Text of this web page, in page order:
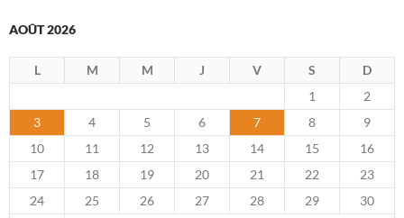
AOÛT 2026
L M M J V S
D
1
2
3
4 5 6 7 8
9
10
11 12 13 14 15
16
17
18 19 20 21 22
23
24
25 26 27 28 29
30